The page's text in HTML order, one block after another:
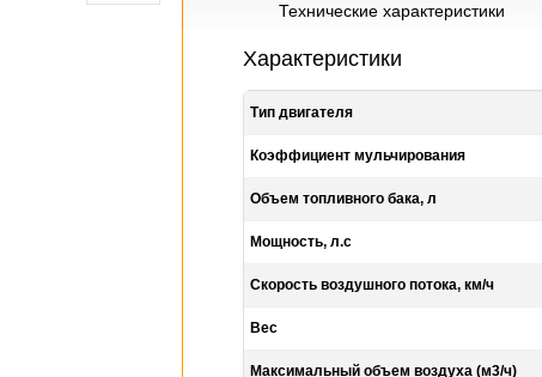
Технические характеристики
Характеристики
Тип двигателя
Коэффициент мульчирования
Объем топливного бака, л
Мощность, л.с
Скорость воздушного потока, км/ч
Вес
Максимальный объем воздуха (м3/ч)